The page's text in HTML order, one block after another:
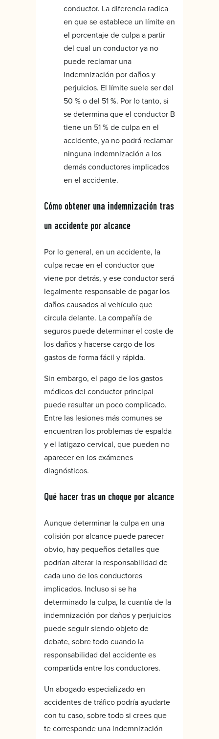
conductor. La diferencia radica
en que se establece un límite en
el porcentaje de culpa a partir
del cual un conductor ya no
puede reclamar una
indemnización por daños y
perjuicios. El límite suele ser del
50 % o del 51 %. Por lo tanto, si
se determina que el conductor B
tiene un 51 % de culpa en el
accidente, ya no podrá reclamar
ninguna indemnización a los
demás conductores implicados
en el accidente.
Cómo obtener una indemnización tras
un accidente por alcance
Por lo general, en un accidente, la
culpa recae en el conductor que
viene por detrás, y ese conductor será
legalmente responsable de pagar los
daños causados al vehículo que
circula delante. La compañía de
seguros puede determinar el coste de
los daños y hacerse cargo de los
gastos de forma fácil y rápida.
Sin embargo, el pago de los gastos
médicos del conductor principal
puede resultar un poco complicado.
Entre las lesiones más comunes se
encuentran los problemas de espalda
y el latigazo cervical, que pueden no
aparecer en los exámenes
diagnósticos.
Qué hacer tras un choque por alcance
Aunque determinar la culpa en una
colisión por alcance puede parecer
obvio, hay pequeños detalles que
podrían alterar la responsabilidad de
cada uno de los conductores
implicados. Incluso si se ha
determinado la culpa, la cuantía de la
indemnización por daños y perjuicios
puede seguir siendo objeto de
debate, sobre todo cuando la
responsabilidad del accidente es
compartida entre los conductores.
Un abogado especializado en
accidentes de tráfico podría ayudarte
con tu caso, sobre todo si crees que
te corresponde una indemnización